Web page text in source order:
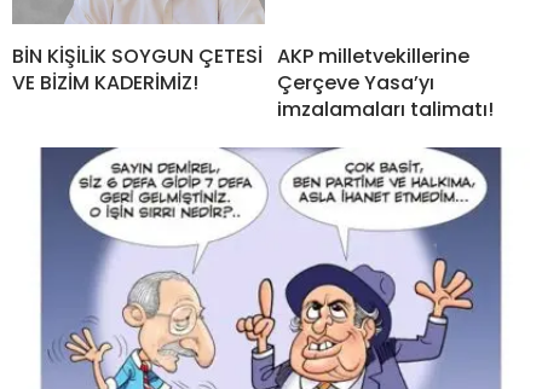
BİN KİŞİLİK SOYGUN ÇETESİ
VE BİZİM KADERİMİZ!
AKP milletvekillerine
Çerçeve Yasa’yı
imzalamaları talimatı!